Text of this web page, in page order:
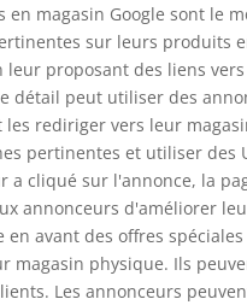
magasin Google sont le
sur leurs produits
proposant des liens
détail peut utiliser des
rediriger vers leur
pertinentes et utiliser
cliqué sur l'annonce, la
annonceurs d'améliorer
avant des offres
magasin physique. Ils
Les annonceurs